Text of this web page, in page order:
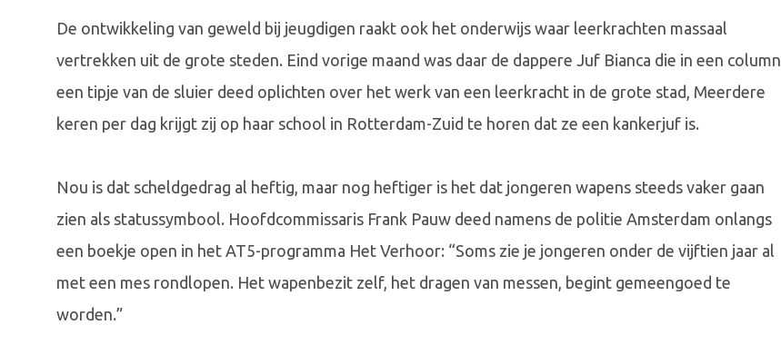
De ontwikkeling van geweld bij jeugdigen raakt ook het onderwijs waar leerkrachten massaal
vertrekken uit de grote steden. Eind vorige maand was daar de dappere Juf Bianca die in een column
een tipje van de sluier deed oplichten over het werk van een leerkracht in de grote stad, Meerdere
keren per dag krijgt zij op haar school in Rotterdam-Zuid te horen dat ze een kankerjuf is.
Nou is dat scheldgedrag al heftig, maar nog heftiger is het dat jongeren wapens steeds vaker gaan
zien als statussymbool. Hoofdcommissaris Frank Pauw deed namens de politie Amsterdam onlangs
een boekje open in het AT5-programma Het Verhoor: “Soms zie je jongeren onder de vijftien jaar al
met een mes rondlopen. Het wapenbezit zelf, het dragen van messen, begint gemeengoed te
worden.”